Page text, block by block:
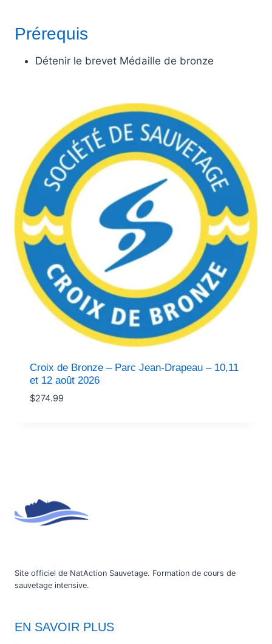
Prérequis
Détenir le brevet Médaille de bronze
Croix de Bronze – Parc Jean-Drapeau – 10,11
et 12 août 2026
$274.99
Site officiel de NatAction Sauvetage. Formation de cours de
sauvetage intensive.
EN SAVOIR PLUS